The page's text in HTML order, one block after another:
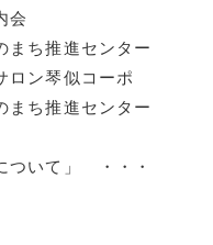
会
ち推進センター
ン琴似コーポ
ち推進センター
ついて」 ・・・